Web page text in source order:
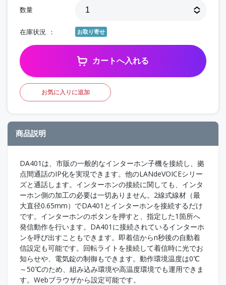
数量
在庫状況 お取り寄せ
カートへ入れる
お気に入りに追加
商品説明
DA401は、市販の一般的なインターホン子機を接続し、拠
点間通話のIP化を実現できます。他のLANdeVOICEシリー
ズと通話します。インターホンの接続に関しても、インタ
ーホン側の加工の必要は一切ありません。2線式線材（最
大直径0.65mm）でDA401とインターホンを接続するだけ
です。インターホンのボタンを押すと、指定した1箇所へ
発信動作を行います。DA401に接続されているインターホ
ンを呼び出すこともできます。即着信からn秒後の自動着
信設定も可能です。回転ライトを接続して着信時に光でお
知らせや、電気錠の制御もできます。動作環境温度は0℃
～50℃のため、組み込み環境や高温度環境でも運用できま
す。Webブラウザから設定可能です。